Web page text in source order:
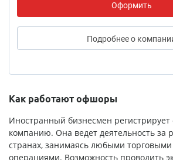
Оформить
Подробнеео
Как работают офшоры
Иностранный бизнесмен
компанию. Она ведет деятельность за
странах, занимаясь любыми
операциями. Возможность проводить